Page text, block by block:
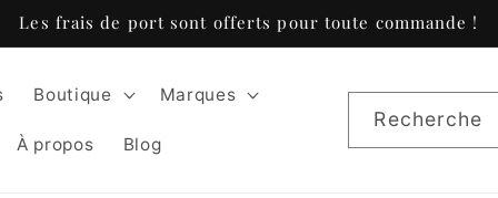
Les frais de port sont offerts pour toute commande !
Boutique Marques
À propos Blog
Recherche